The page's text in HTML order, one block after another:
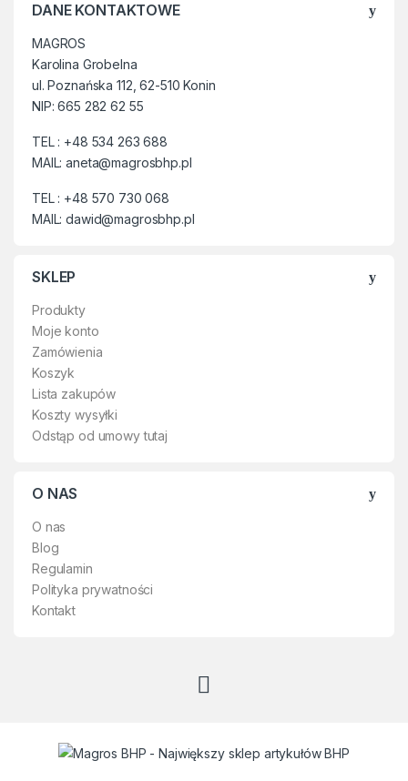
DANE KONTAKTOWE
MAGROS
Karolina Grobelna
ul. Poznańska 112, 62-510 Konin
NIP: 665 282 62 55
TEL : +48 534 263 688
MAIL: aneta@magrosbhp.pl
TEL : +48 570 730 068
MAIL: dawid@magrosbhp.pl
SKLEP
Produkty
Moje konto
Zamówienia
Koszyk
Lista zakupów
Koszty wysyłki
Odstąp od umowy tutaj
O NAS
O nas
Blog
Regulamin
Polityka prywatności
Kontakt